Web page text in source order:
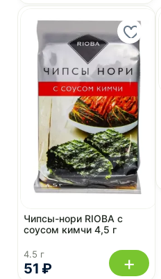
51 ₽
Чипсы-нори RIOBA с
соусом кимчи 4,5 г
4.5 г +